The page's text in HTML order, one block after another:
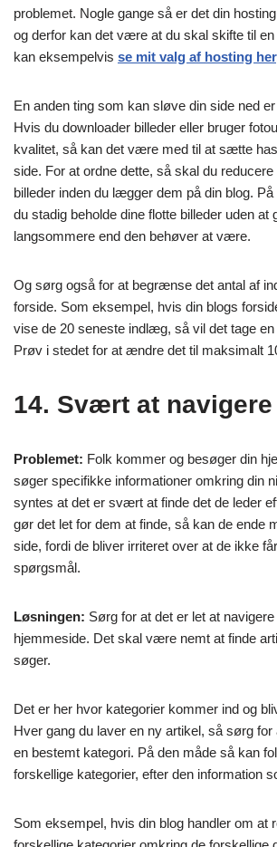
problemet. Nogle gange så er det din
og derfor kan det være at du skal skifte til
kan eksempelvis se mit valg af hosting her
En anden ting som kan sløve din side ned
Hvis du downloader billeder eller bruger
kvalitet, så kan det være med til at sætte
side. For at ordne dette, så skal du
billeder inden du lægger dem på din blog.
du stadig beholde dine flotte billeder uden at
langsommere end den behøver at være.
Og sørg også for at begrænse det antal af
forside. Som eksempel, hvis din blogs
vise de 20 seneste indlæg, så vil det tage en
Prøv i stedet for at ændre det til maksimalt
14. Svært at navigere
Problemet: Folk kommer og besøger din
søger specifikke informationer omkring din
syntes at det er svært at finde det de leder
gør det let for dem at finde, så kan de ende
side, fordi de bliver irriteret over at de ikke
spørgsmål.
Løsningen: Sørg for at det er let at
hjemmeside. Det skal være nemt at finde
søger.
Det er her hvor kategorier kommer ind og
Hver gang du laver en ny artikel, så sørg for
en bestemt kategori. På den måde så kan
forskellige kategorier, efter den information
Som eksempel, hvis din blog handler om at